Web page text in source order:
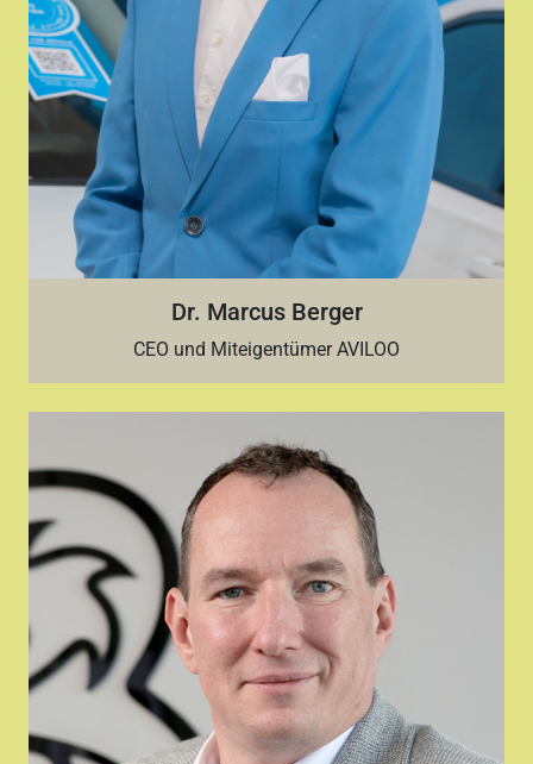
Dr. Marcus Berger
CEO und Miteigentümer AVILOO